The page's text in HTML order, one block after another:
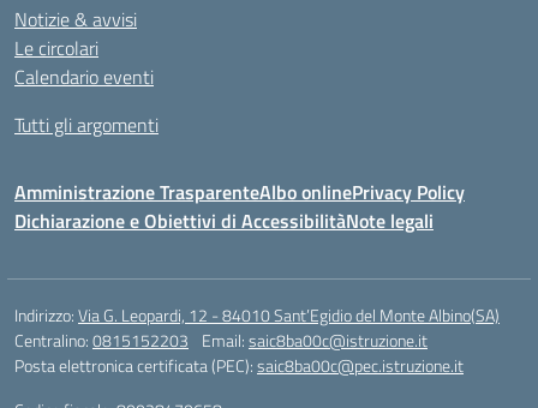
Notizie & avvisi
Le circolari
Calendario eventi
Tutti gli argomenti
Amministrazione TrasparenteAlbo onlinePrivacy Policy
Dichiarazione e Obiettivi di AccessibilitàNote legali
Indirizzo:Via G. Leopardi, 12 - 84010 Sant’Egidio del Monte Albino(SA)
Centralino:0815152203 Email:saic8ba00c@istruzione.it
Posta elettronica certificata (PEC):saic8ba00c@pec.istruzione.it